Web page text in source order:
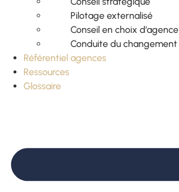
Pilotage externalisé
Conseil en choix d’agence
Conduite du changement
Référentiel agences
Ressources
Glossaire